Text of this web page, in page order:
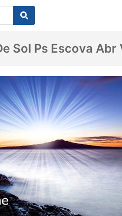
Sol Ps Escova Abr